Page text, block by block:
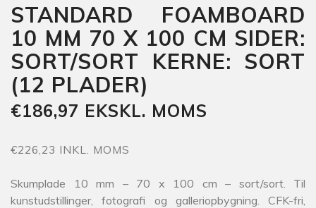
STANDARD FOAMBOARD
10 MM 70 X 100 CM SIDER:
SORT/SORT KERNE: SORT
(12 PLADER)
€186,97 EKSKL. MOMS
€226,23 INKL. MOMS
Skumplade 10 mm – 70 x 100 cm – sort/sort. Til
kunstudstillinger, fotografi og galleriopbygning. CFK-fri,